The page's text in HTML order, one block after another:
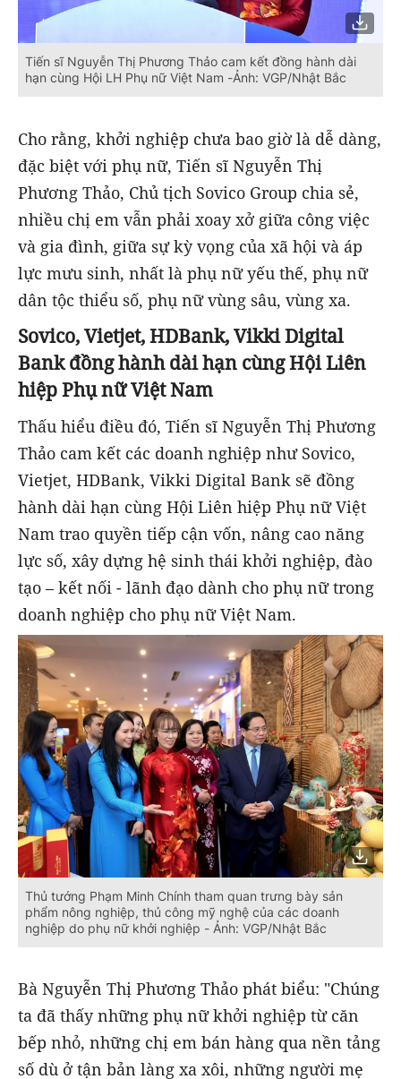
Tiến sĩ Nguyễn Thị Phương Thảo cam kết đồng hành dài
hạn cùng Hội LH Phụ nữ Việt Nam -Ảnh: VGP/Nhật Bắc
Cho rằng, khởi nghiệp chưa bao giờ là dễ dàng,
đặc biệt với phụ nữ, Tiến sĩ Nguyễn Thị
Phương Thảo, Chủ tịch Sovico Group chia sẻ,
nhiều chị em vẫn phải xoay xở giữa công việc
và gia đình, giữa sự kỳ vọng của xã hội và áp
lực mưu sinh, nhất là phụ nữ yếu thế, phụ nữ
dân tộc thiểu số, phụ nữ vùng sâu, vùng xa.
Sovico, Vietjet, HDBank, Vikki Digital
Bank đồng hành dài hạn cùng Hội Liên
hiệp Phụ nữ Việt Nam
Thấu hiểu điều đó, Tiến sĩ Nguyễn Thị Phương
Thảo cam kết các doanh nghiệp như Sovico,
Vietjet, HDBank, Vikki Digital Bank sẽ đồng
hành dài hạn cùng Hội Liên hiệp Phụ nữ Việt
Nam trao quyền tiếp cận vốn, nâng cao năng
lực số, xây dựng hệ sinh thái khởi nghiệp, đào
tạo – kết nối - lãnh đạo dành cho phụ nữ trong
doanh nghiệp cho phụ nữ Việt Nam.
Thủ tướng Phạm Minh Chính tham quan trưng bày sản
phẩm nông nghiệp, thủ công mỹ nghệ của các doanh
nghiệp do phụ nữ khởi nghiệp - Ảnh: VGP/Nhật Bắc
Bà Nguyễn Thị Phương Thảo phát biểu: "Chúng
ta đã thấy những phụ nữ khởi nghiệp từ căn
bếp nhỏ, những chị em bán hàng qua nền tảng
số dù ở tận bản làng xa xôi, những người mẹ